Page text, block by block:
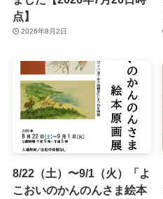
点】
2026年8月2日
8/22（土）〜9/1（火）「よ
こおいのかんのんさま絵本